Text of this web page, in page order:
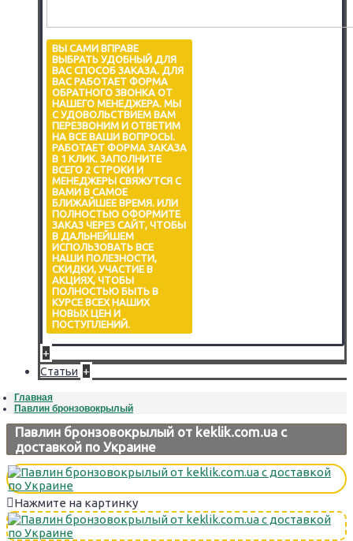
ВЫ САМИ ВПРАВЕ
ВЫБРАТЬ УДОБНЫЙ ДЛЯ
ВАС СПОСОБ ЗАКАЗА. ДЛЯ
ВАС РАБОТАЕТ ФОРМА
ОБРАТНОГО ЗВОНКА ОТ
НАШЕГО МЕНЕДЖЕРА. МЫ
С УДОВОЛЬСТВИЕМ ВАМ
ПЕРЕЗВОНИМ И ОТВЕТИМ
НА ВСЕ ВАШИ ВОПРОСЫ.
РАБОТАЕТ ФОРМА ЗАКАЗА
В 1 КЛИК. ЗАПОЛНИТЕ
ВСЕГО 2 СТРОКИ И
МЕНЕДЖЕРЫ СВЯЖУТСЯ С
ВАМИ В САМОЕ
БЛИЖАЙШЕЕ ВРЕМЯ. ИЛИ
ПОЛНОСТЬЮ ОФОРМИТЕ
ЗАКАЗ ЧЕРЕЗ САЙТ, ЧТОБЫ
В ДАЛЬНЕЙШЕМ
ИСПОЛЬЗОВАТЬ ВСЕ
НАШИ ПОЛЕЗНОСТИ,
СКИДКИ, УЧАСТИЕ В
АКЦИЯХ, ЧТОБЫ
ПОЛНОСТЬЮ БЫТЬ В
КУРСЕ ВСЕХ НАШИХ
НОВЫХ ЦЕН И
ПОСТУПЛЕНИЙ.
+
Статьи +
Главная
Павлин бронзовокрылый
Павлин бронзовокрылый от keklik.com.ua с
доставкой по Украине
Нажмите на картинку